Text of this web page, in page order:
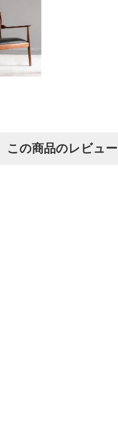
この商品のレビュー